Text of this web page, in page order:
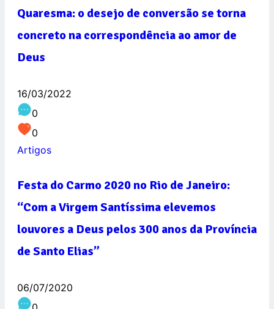
Quaresma: o desejo de conversão se torna
concreto na correspondência ao amor de
Deus
16/03/2022
0
0
Artigos
Festa do Carmo 2020 no Rio de Janeiro:
“Com a Virgem Santíssima elevemos
louvores a Deus pelos 300 anos da Província
de Santo Elias”
06/07/2020